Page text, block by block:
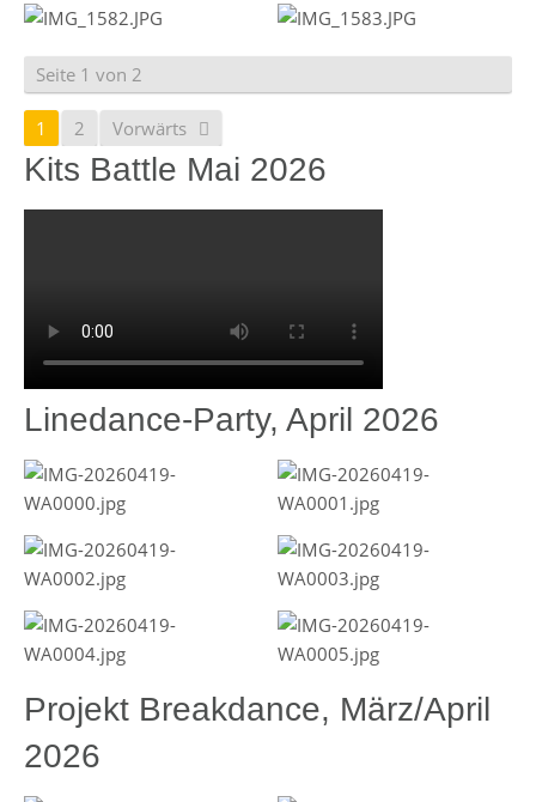
Seite 1 von 2
1 2 Vorwärts
Kits Battle Mai 2026
Linedance-Party, April 2026
Projekt Breakdance, März/April
2026